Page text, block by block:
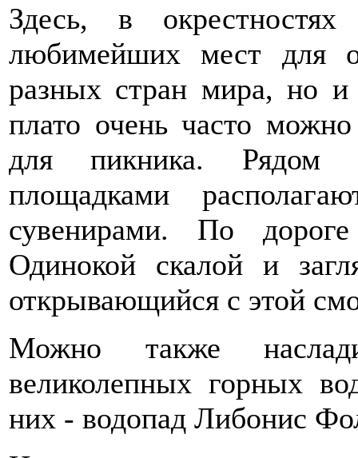
Здесь, в
любимейших мест для
разных стран мира, но
плато очень часто
для пикника. Рядом
площадками
сувенирами. По
Одинокой скалой и
открывающийся с этой
Можно также
великолепных горных
них - водопад Либонис